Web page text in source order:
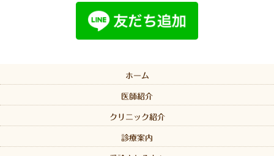
ホーム
医師紹介
クリニック紹介
診療案内